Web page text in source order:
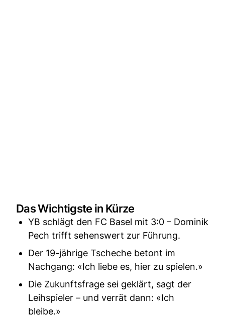
Das Wichtigste in Kürze
YB schlägt den FC Basel mit 3:0 – Dominik
Pech trifft sehenswert zur Führung.
Der 19-jährige Tscheche betont im
Nachgang: «Ich liebe es, hier zu spielen.»
Die Zukunftsfrage sei geklärt, sagt der
Leihspieler – und verrät dann: «Ich
bleibe.»